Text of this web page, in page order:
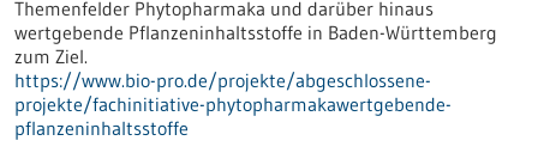
Themenfelder Phytopharmaka und darüber hinaus
wertgebende Pflanzeninhaltsstoffe in Baden-Württemberg
zum Ziel.
https://www.bio-pro.de/projekte/abgeschlossene-
projekte/fachinitiative-phytopharmakawertgebende-
pflanzeninhaltsstoffe